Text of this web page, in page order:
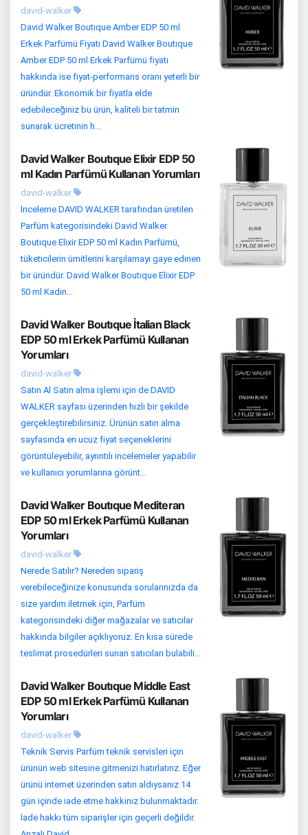
david-walker
David Walker Boutıque Amber EDP 50 ml
Erkek Parfümü Fiyatı David Walker Boutıque
Amber EDP 50 ml Erkek Parfümü fiyatı
hakkında ise fiyat-performans oranı yeterli bir
üründür. Ekonomik bir fiyatla elde
edebileceğiniz bu ürün, kaliteli bir tatmin
sunarak ücretinin h...
David Walker Boutıque Elixir EDP 50
ml Kadın Parfümü Kullanan Yorumları
david-walker
İnceleme DAVID WALKER tarafından üretilen
Parfüm kategorisindeki David Walker
Boutıque Elixir EDP 50 ml Kadın Parfümü,
tüketicilerin ümitlerini karşılamayı gaye edinen
bir üründür. David Walker Boutıque Elixir EDP
50 ml Kadın...
David Walker Boutıque İtalian Black
EDP 50 ml Erkek Parfümü Kullanan
Yorumları
david-walker
Satın Al Satın alma işlemi için de DAVID
WALKER sayfası üzerinden hızlı bir şekilde
gerçekleştirebilirsiniz. Ürünün satın alma
sayfasında en ucuz fiyat seçeneklerini
görüntüleyebilir, ayrıntılı incelemeler yapabilir
ve kullanıcı yorumlarına görünt...
David Walker Boutıque Mediteran
EDP 50 ml Erkek Parfümü Kullanan
Yorumları
david-walker
Nerede Satılır? Nereden sipariş
verebileceğinize konusunda sorularınızda da
size yardım iletmek için, Parfüm
kategorisindeki diğer mağazalar ve satıcılar
hakkında bilgiler açıklıyoruz. En kısa sürede
teslimat prosedürleri sunan satıcıları bulabili...
David Walker Boutıque Middle East
EDP 50 ml Erkek Parfümü Kullanan
Yorumları
david-walker
Teknik Servis Parfüm teknik servisleri için
ürünün web sitesine gitmenizi hatırlatırız. Eğer
ürünü internet üzerinden satın aldıysanız 14
gün içinde iade etme hakkınız bulunmaktadır.
İade hakkı tüm siparişler için geçerli değildir.